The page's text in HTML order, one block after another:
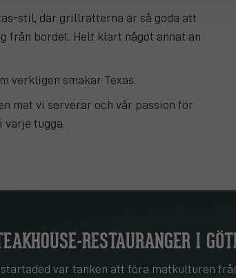
stil, där grillrätterna är så goda att
från bordet. Helt klart något annat än
verkligen smakar Texas.
mat vi serverar och vår passion för
tugga.
RESTAURANGER I
startaded var tanken att föra matkulturen